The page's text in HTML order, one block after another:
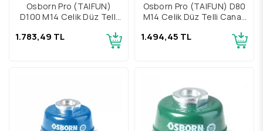
Osborn Pro (TAIFUN)
D100 M14 Çelik Düz Telli
1.783,49 TL
Osborn Pro (TAIFUN) D80
M14 Çelik Düz Telli Çanak
1.494,45 TL